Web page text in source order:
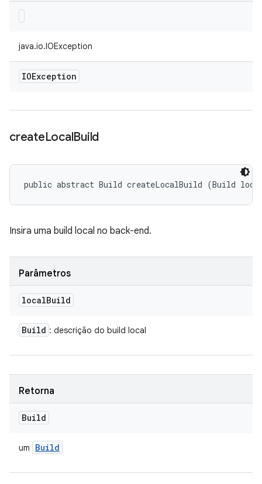
java.io.IOException
IOException
createLocalBuild
public abstract Build createLocalBuild (Build
Insira uma build local no back-end.
Parâmetros
localBuild
Build : descrição do build local
Retorna
Build
um Build